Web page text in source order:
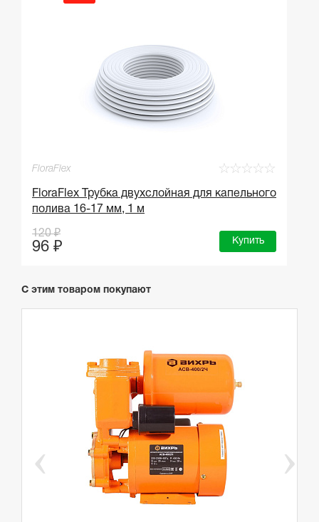
FloraFlex ☆
☆
☆
☆
☆
FloraFlex Трубка двухслойная для капельного
полива 16-17 мм, 1 м
120 ₽
96 ₽ Купить
С этим товаром покупают